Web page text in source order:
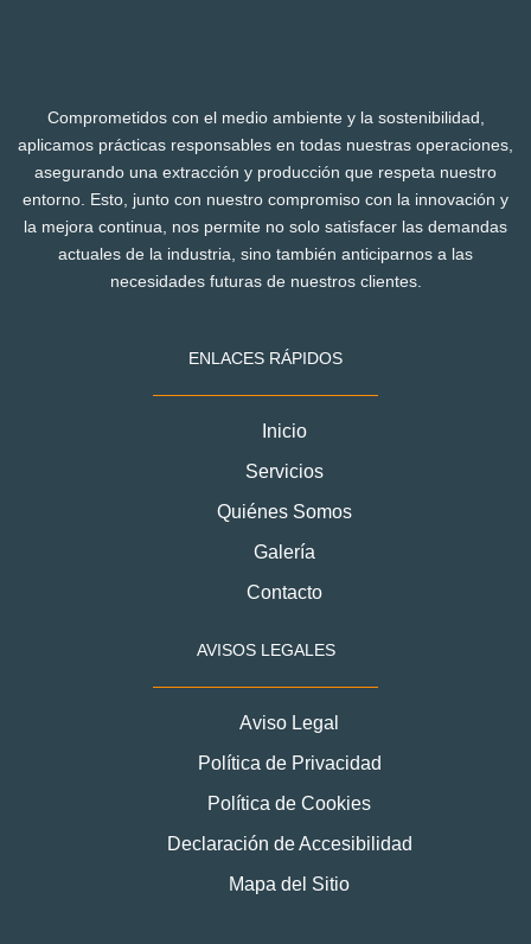
Comprometidos con el medio ambiente y la sostenibilidad,
aplicamos prácticas responsables en todas nuestras operaciones,
asegurando una extracción y producción que respeta nuestro
entorno. Esto, junto con nuestro compromiso con la innovación y
la mejora continua, nos permite no solo satisfacer las demandas
actuales de la industria, sino también anticiparnos a las
necesidades futuras de nuestros clientes.
ENLACES RÁPIDOS
Inicio
Servicios
Quiénes Somos
Galería
Contacto
AVISOS LEGALES
Aviso Legal
Política de Privacidad
Política de Cookies
Declaración de Accesibilidad
Mapa del Sitio